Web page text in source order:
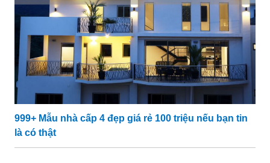
999+ Mẫu nhà cấp 4 đẹp giá rẻ 100 triệu nếu bạn tin
là có thật